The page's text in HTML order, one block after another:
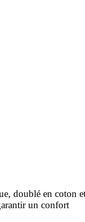
doublé en coton
un confort